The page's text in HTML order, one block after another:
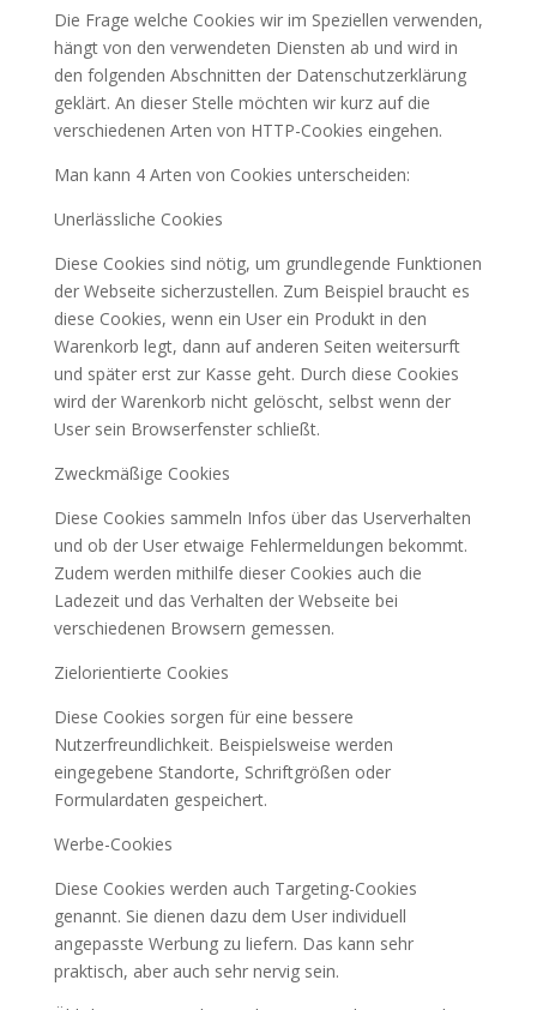
Die Frage welche Cookies wir im Speziellen verwenden,
hängt von den verwendeten Diensten ab und wird in
den folgenden Abschnitten der Datenschutzerklärung
geklärt. An dieser Stelle möchten wir kurz auf die
verschiedenen Arten von HTTP-Cookies eingehen.
Man kann 4 Arten von Cookies unterscheiden:
Unerlässliche Cookies
Diese Cookies sind nötig, um grundlegende Funktionen
der Webseite sicherzustellen. Zum Beispiel braucht es
diese Cookies, wenn ein User ein Produkt in den
Warenkorb legt, dann auf anderen Seiten weitersurft
und später erst zur Kasse geht. Durch diese Cookies
wird der Warenkorb nicht gelöscht, selbst wenn der
User sein Browserfenster schließt.
Zweckmäßige Cookies
Diese Cookies sammeln Infos über das Userverhalten
und ob der User etwaige Fehlermeldungen bekommt.
Zudem werden mithilfe dieser Cookies auch die
Ladezeit und das Verhalten der Webseite bei
verschiedenen Browsern gemessen.
Zielorientierte Cookies
Diese Cookies sorgen für eine bessere
Nutzerfreundlichkeit. Beispielsweise werden
eingegebene Standorte, Schriftgrößen oder
Formulardaten gespeichert.
Werbe-Cookies
Diese Cookies werden auch Targeting-Cookies
genannt. Sie dienen dazu dem User individuell
angepasste Werbung zu liefern. Das kann sehr
praktisch, aber auch sehr nervig sein.